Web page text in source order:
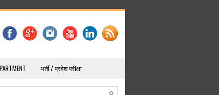
भर्ती / प्रवेश परीक्षा